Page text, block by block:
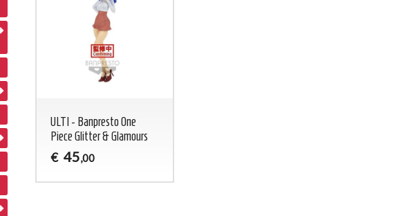
ULTI - Banpresto One
Piece Glitter & Glamours
€ 45,00